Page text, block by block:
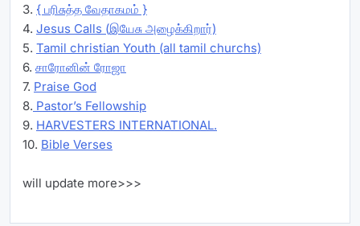
3. { பரிசுத்த வேதாகமம் }
4. Jesus Calls (இயேசு அழைக்கிறார்)
5. Tamil christian Youth (all tamil churchs)
6. சாரோனின் ரோஜா
7. Praise God
8. Pastor’s Fellowship
9. HARVESTERS INTERNATIONAL.
10. Bible Verses
will update more>>>